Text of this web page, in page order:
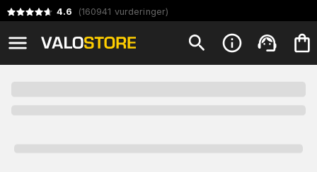
4.6 (160941 vurderinger)